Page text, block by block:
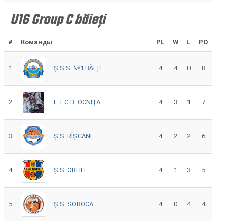
U16 Group C băieți
# Команды PL W L PO
1 Ș.S.S. №1 BĂLȚI 4 4 0 8
2 L.T.G.B. OCNIȚA 4 3 1 7
3 Ș.S. RÎȘCANI 4 2 2 6
4 Ș.S. ORHEI 4 1 3 5
5 Ș.S. SOROCA 4 0 4 4